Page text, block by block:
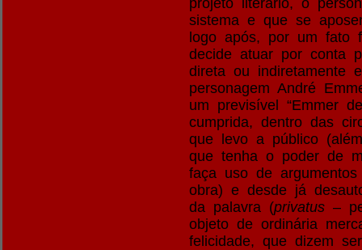
projeto literário, o
sistema e que se
logo após, por um fato
decide atuar por conta
direta ou indiretamente
personagem André
um previsível “Emmer
cumprida, dentro das
que levo a público
que tenha o poder de
faça uso de
obra) e desde já
da palavra (privatus –
objeto de ordinária
felicidade, que dizem